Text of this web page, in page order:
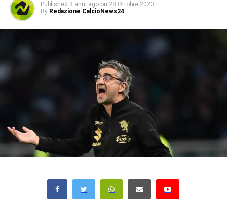
Published 3 anni ago on 28 Ottobre 2023
By Redazione CalcioNews24